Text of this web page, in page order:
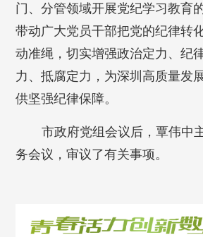
门、分管领域开展党纪学习教育
带动广大党员干部把党的纪律转
动准绳，切实增强政治定力、纪
力、抵腐定力，为深圳高质量发
供坚强纪律保障。
市政府党组会议后，覃伟中
务会议，审议了有关事项。